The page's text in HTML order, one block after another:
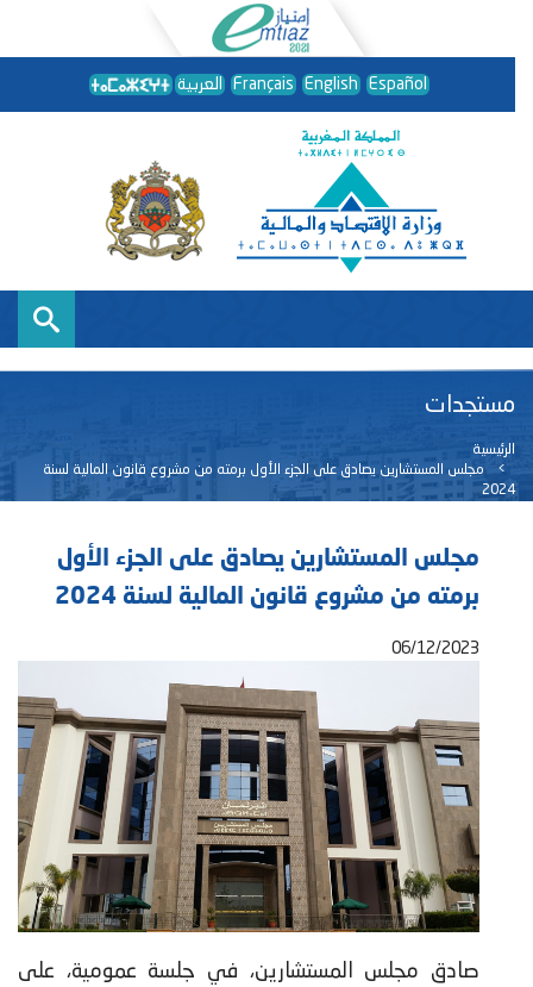
العربية Français English Español
مستجدات
الرئيسية
مجلس المستشارين يصادق على الجزء الأول برمته من مشروع قانون المالية لسنة
2024
مجلس المستشارين يصادق على الجزء الأول
برمته من مشروع قانون المالية لسنة 2024
06/12/2023
صادق مجلس المستشارين، في جلسة عمومية، على